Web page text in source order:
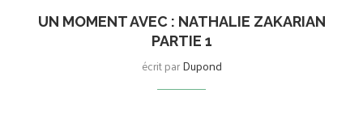
UN MOMENT AVEC : NATHALIE ZAKARIAN
PARTIE 1
écrit parDupond